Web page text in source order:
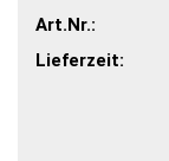
Art.Nr.:
Lieferzeit: